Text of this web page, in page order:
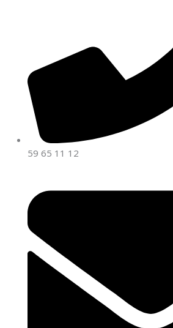
59 65 11 12